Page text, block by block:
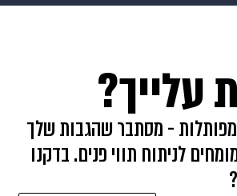
חודשים מתכונים
עלייך?
מפותלות - מסתבר שהגבות שלך
לניתוח תווי פנים. בדקנו